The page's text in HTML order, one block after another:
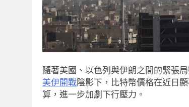
隨著美國、以色列與伊朗之間的緊張
美伊開戰陰影下，比特幣價格在近日
算，進一步加劇下行壓力。